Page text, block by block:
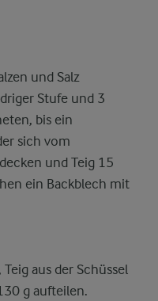
und Salz
Stufe und 3
bis ein
sich vom
und Teig 15
ein Backblech mit
aus der Schüssel
g aufteilen.